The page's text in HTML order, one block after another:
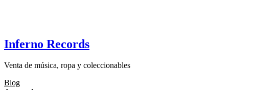
Inferno Records
Venta de música, ropa y coleccionables
Blog